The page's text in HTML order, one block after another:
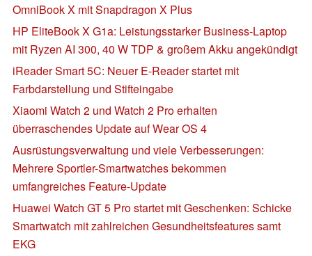
OmniBook X mit Snapdragon X Plus
HP EliteBook X G1a: Leistungsstarker Business-Laptop
mit Ryzen AI 300, 40 W TDP & großem Akku angekündigt
iReader Smart 5C: Neuer E-Reader startet mit
Farbdarstellung und Stifteingabe
Xiaomi Watch 2 und Watch 2 Pro erhalten
überraschendes Update auf Wear OS 4
Ausrüstungsverwaltung und viele Verbesserungen:
Mehrere Sportler-Smartwatches bekommen
umfangreiches Feature-Update
Huawei Watch GT 5 Pro startet mit Geschenken: Schicke
Smartwatch mit zahlreichen Gesundheitsfeatures samt
EKG